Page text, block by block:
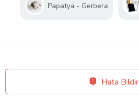
Papatya - Gerbera
Hata Bildir